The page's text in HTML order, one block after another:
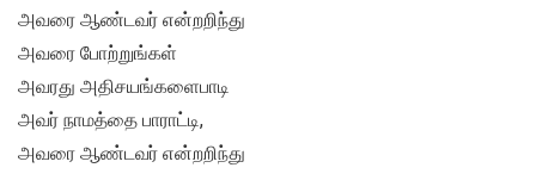
அவரை ஆண்டவர் என்றறிந்து
அவரை போற்றுங்கள்
அவரது அதிசயங்களைபாடி
அவர் நாமத்தை பாராட்டி,
அவரை ஆண்டவர் என்றறிந்து